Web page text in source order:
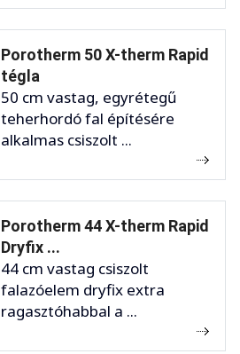
Porotherm 50 X-therm Rapid
tégla
50 cm vastag, egyrétegű
teherhordó fal építésére
alkalmas csiszolt ...
Porotherm 44 X-therm Rapid
Dryfix ...
44 cm vastag csiszolt
falazóelem dryfix extra
ragasztóhabbal a ...